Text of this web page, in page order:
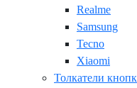
Realme
Samsung
Tecno
Xiaomi
Толкатели